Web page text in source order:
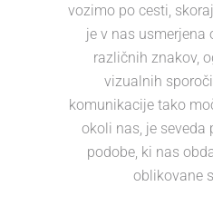
vozimo po cesti,
je v nas usmerjena
različnih znakov,
vizualnih
komunikacije tako
okoli nas, je seveda
podobe, ki nas
oblikovane